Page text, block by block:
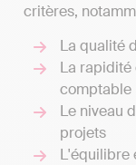
critères,
La qualité
La rapidité
comptable
Le niveau
projets
L'équilibre